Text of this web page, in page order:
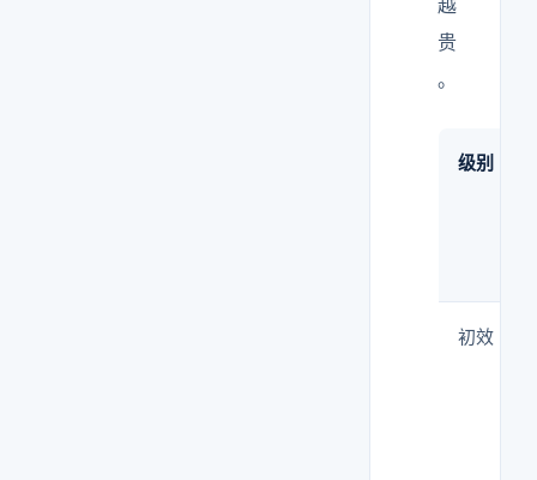
越
贵
。
级别
初效